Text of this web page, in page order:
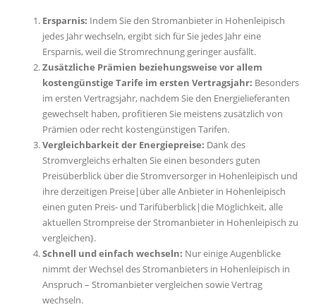
Ersparnis: Indem Sie den Stromanbieter in Hohenleipisch
jedes Jahr wechseln, ergibt sich für Sie jedes Jahr eine
Ersparnis, weil die Stromrechnung geringer ausfällt.
Zusätzliche Prämien beziehungsweise vor allem
kostengünstige Tarife im ersten Vertragsjahr: Besonders
im ersten Vertragsjahr, nachdem Sie den Energielieferanten
gewechselt haben, profitieren Sie meistens zusätzlich von
Prämien oder recht kostengünstigen Tarifen.
Vergleichbarkeit der Energiepreise: Dank des
Stromvergleichs erhalten Sie einen besonders guten
Preisüberblick über die Stromversorger in Hohenleipisch und
ihre derzeitigen Preise|über alle Anbieter in Hohenleipisch
einen guten Preis- und Tarifüberblick|die Möglichkeit, alle
aktuellen Strompreise der Stromanbieter in Hohenleipisch zu
vergleichen}.
Schnell und einfach wechseln: Nur einige Augenblicke
nimmt der Wechsel des Stromanbieters in Hohenleipisch in
Anspruch – Stromanbieter vergleichen sowie Vertrag
wechseln.